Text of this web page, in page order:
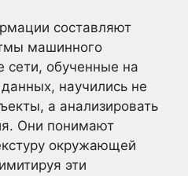
составляют
машинного
сети, обученные на
научились не
а анализировать
Они понимают
окружающей
эти